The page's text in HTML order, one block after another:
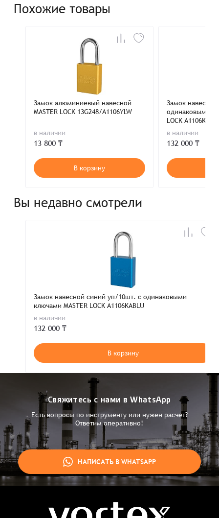
Похожие товары
Замок алюминиевый навесной
MASTER LOCK 13G248/A1106YLW
в наличии
13 800 ₸
В корзину
Замок
одинаковыми
LOCK
в наличии
132 000 ₸
Вы недавно смотрели
Замок навесной синий уп/10шт. с одинаковыми
ключами MASTER LOCK A1106KABLU
в наличии
132 000 ₸
В корзину
Свяжитесь с нами в WhatsApp
Есть вопросы по инструменту или нужен расчет?
Ответим оперативно!
НАПИСАТЬ В WHATSAPP